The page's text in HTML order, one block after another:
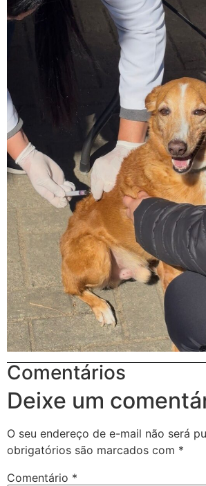
Comentários
Deixe um
O seu endereço de e-mail não será
obrigatórios são marcados com *
Comentário *